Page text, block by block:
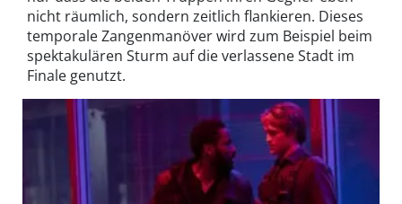
nicht räumlich, sondern zeitlich flankieren. Dieses
temporale Zangenmanöver wird zum Beispiel beim
spektakulären Sturm auf die verlassene Stadt im
Finale genutzt.